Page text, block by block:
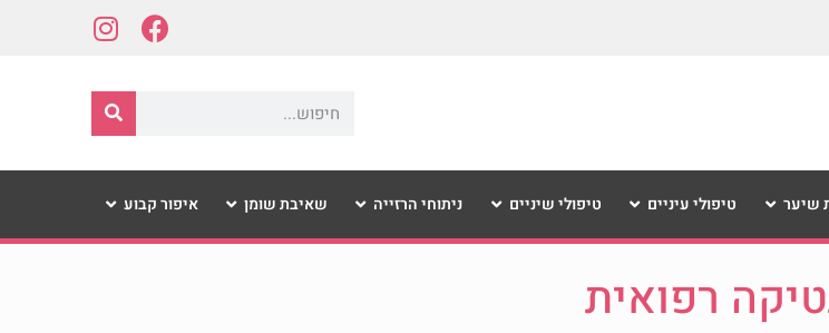
שיער טיפולי עיניים טיפולי שיניים ניתוחי הרזייה שאיבת שומן איפור קבוע
רפואית